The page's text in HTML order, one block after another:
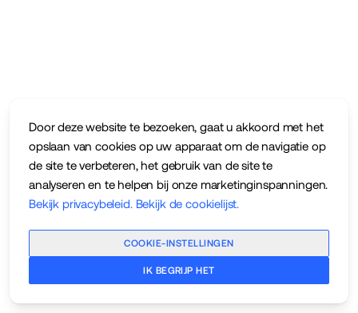
Door deze website te bezoeken, gaat u akkoord met het
opslaan van cookies op uw apparaat om de navigatie op
de site te verbeteren, het gebruik van de site te
analyseren en te helpen bij onze marketinginspanningen.
Bekijk privacybeleid. Bekijk de cookielijst.
COOKIE-INSTELLINGEN
IK BEGRIJP HET